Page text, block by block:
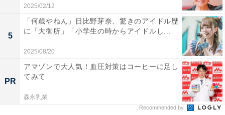
2025/02/12
5
「何歳やねん」日比野芽奈、驚きのアイドル歴
に「大御所」「小学生の時からアイドルし...
2025/08/20
PR
アマゾンで大人気！血圧対策はコーヒーに足し
てみて
森永乳業
Recommended by